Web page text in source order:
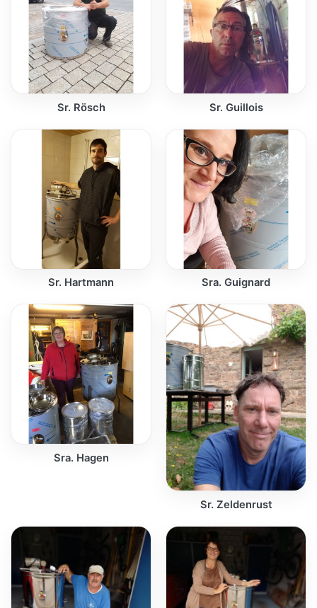
Sr. Rösch Sr. Guillois
Sr. Hartmann Sra. Guignard
Sra. Hagen
Sr. Zeldenrust